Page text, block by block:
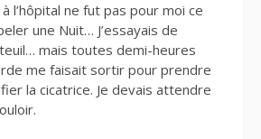
l’hôpital ne fut pas pour moi ce
une Nuit… J’essayais de
mais toutes demi-heures
me faisait sortir pour prendre
la cicatrice. Je devais attendre